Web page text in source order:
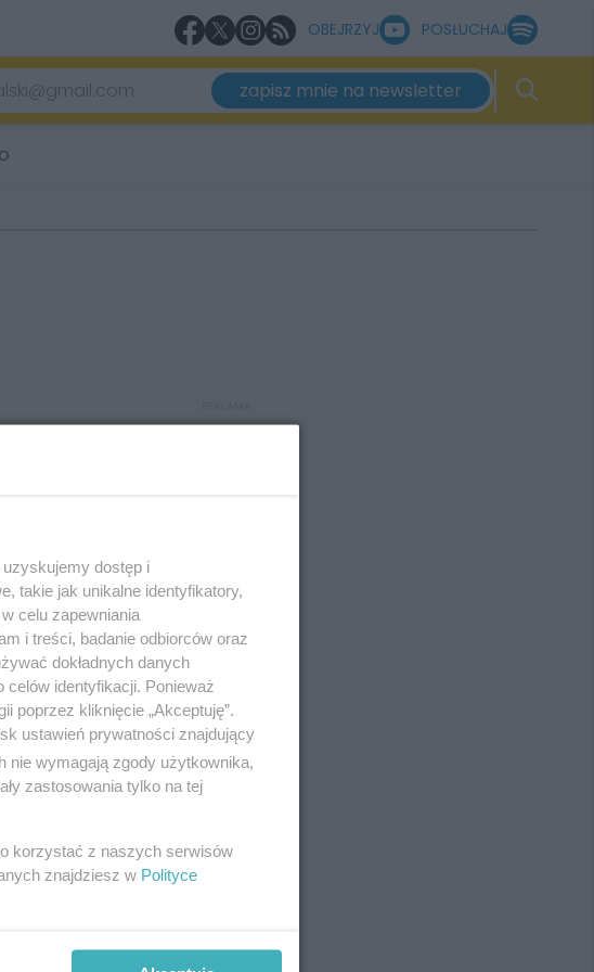
OBEJRZYJ POSŁUCHAJ
zapisz mnie na newsletter
REKLAMA
dostęp i
takie jak unikalne identyfikatory,
celu zapewniania
i treści, badanie odbiorców oraz
dokładnych danych
identyfikacji. Ponieważ
poprzez kliknięcie „Akceptuję”.
ustawień prywatności znajdujący
nie wymagają zgody użytkownika,
zastosowania tylko na tej
korzystać z naszych serwisów
znajdziesz w Polityce